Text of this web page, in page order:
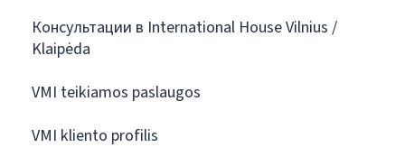
Консультации в International House Vilnius /
Klaipėda
VMI teikiamos paslaugos
VMI kliento profilis